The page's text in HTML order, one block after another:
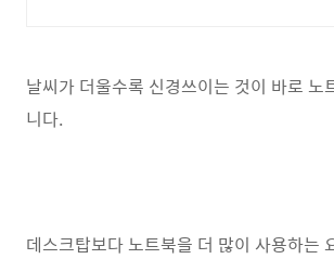
날씨가 더울수록 신경쓰이는 것이 바로 노
니다.
데스크탑보다 노트북을 더 많이 사용하는